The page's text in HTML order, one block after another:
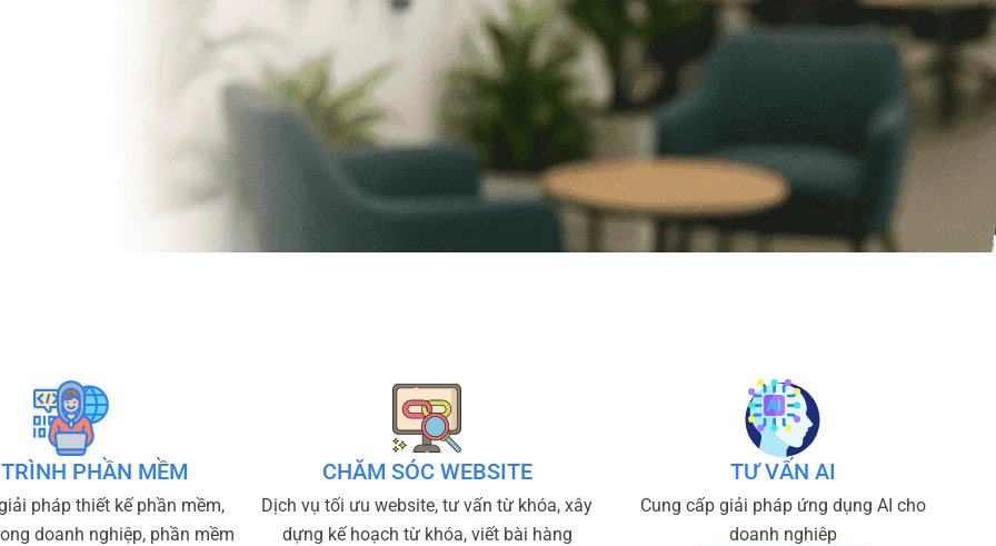
PHẦN MỀM
pháp thiết kế phần mềm,
doanh nghiệp, phần mềm
CHĂM SÓC WEBSITE
Dịch vụ tối ưu website, tư vấn từ khóa, xây
dựng kế hoạch từ khóa, viết bài hàng
TƯ VẤN AI
Cung cấp giải pháp ứng dụng AI cho
doanh nghiêp